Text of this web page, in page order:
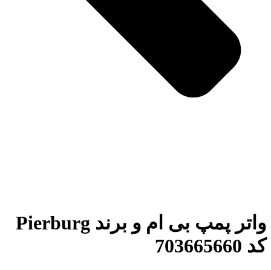
واتر پمپ بی ام و برند Pierburg
کد 703665660